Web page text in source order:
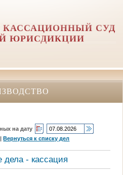
КАССАЦИОННЫЙ СУД
ЮРИСДИКЦИИ
на дату
|Вернуться к списку дел
дела - кассация